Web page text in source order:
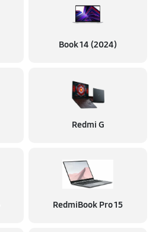
Book 14 (2024)
Redmi G
RedmiBook Pro 15